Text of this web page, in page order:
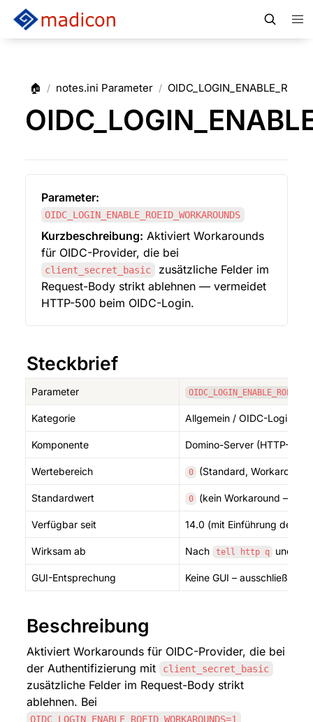
🏠 / notes.ini Parameter /
Parameter:
OIDC_LOGIN_ENABLE_ROEID_WORKAROUNDS
Kurzbeschreibung: Aktiviert Workarounds
client_secret_basic
zusätzliche Felder im
Request-Body strikt ablehnen — vermeidet
HTTP-500 beim OIDC-Login.
Steckbrief
Parameter
Kategorie Allgemein / OIDC-Login
Komponente Domino-Server (HTTP-
Wertebereich 0 (Standard,
Standardwert 0 (kein Workaround –
Verfügbar seit 14.0 (mit Einführung des
Wirksam ab Nach tell http q und
GUI-Entsprechung Keine GUI – ausschließlich
Beschreibung
Aktiviert Workarounds für OIDC-Provider, die bei
der Authentifizierung mit
client_secret_basic
zusätzliche Felder im Request-Body strikt
OIDC_LOGIN_ENABLE_ROEID_WORKAROUNDS=1